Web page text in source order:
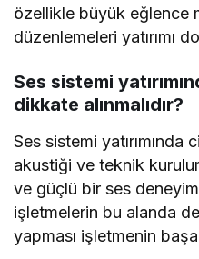
özellikle büyük eğlence
düzenlemeleri yatırımı
Ses sistemi
dikkate alınmalıdır?
Ses sistemi yatırımında
akustiği ve teknik
ve güçlü bir ses
işletmelerin bu alanda
yapması işletmenin